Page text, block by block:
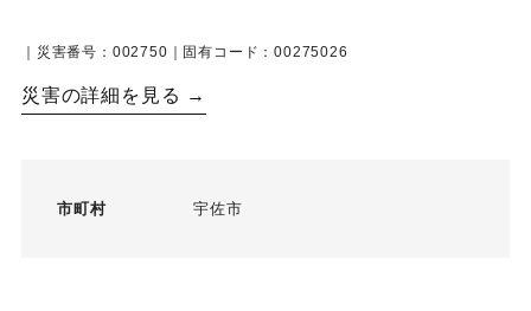
｜災害番号：002750｜固有コード：00275026
災害の詳細を見る →
市町村 宇佐市